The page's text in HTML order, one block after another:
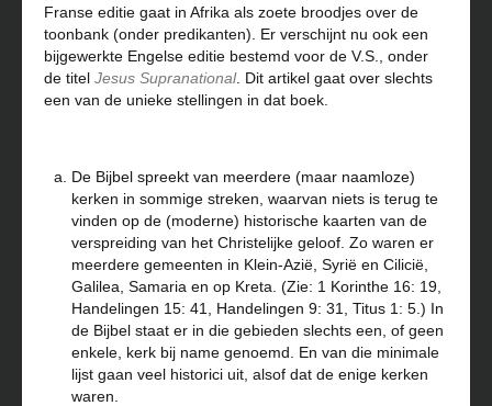
Franse editie gaat in Afrika als zoete broodjes over de
toonbank (onder predikanten). Er verschijnt nu ook een
bijgewerkte Engelse editie bestemd voor de V.S., onder
de titel Jesus Supranational. Dit artikel gaat over slechts
een van de unieke stellingen in dat boek.
De Bijbel spreekt van meerdere (maar naamloze)
kerken in sommige streken, waarvan niets is terug te
vinden op de (moderne) historische kaarten van de
verspreiding van het Christelijke geloof. Zo waren er
meerdere gemeenten in Klein-Azië, Syrië en Cilicië,
Galilea, Samaria en op Kreta. (Zie: 1 Korinthe 16: 19,
Handelingen 15: 41, Handelingen 9: 31, Titus 1: 5.) In
de Bijbel staat er in die gebieden slechts een, of geen
enkele, kerk bij name genoemd. En van die minimale
lijst gaan veel historici uit, alsof dat de enige kerken
waren.